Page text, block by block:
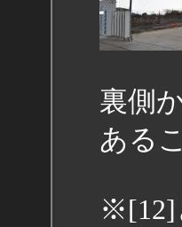
裏側
ある
※[12]